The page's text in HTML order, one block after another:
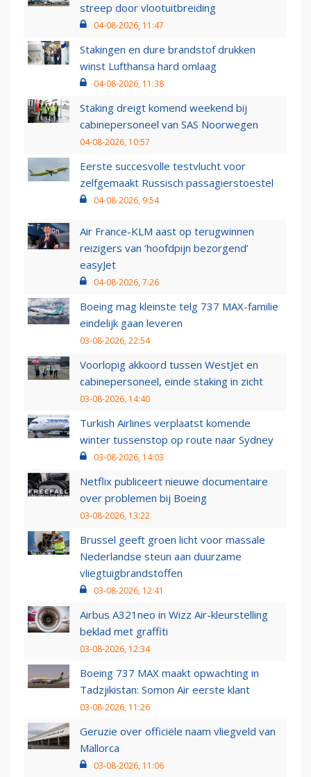
streep door vlootuitbreiding
04-08-2026, 11:47
Stakingen en dure brandstof drukken
winst Lufthansa hard omlaag
04-08-2026, 11:38
Staking dreigt komend weekend bij
cabinepersoneel van SAS Noorwegen
04-08-2026, 10:57
Eerste succesvolle testvlucht voor
zelfgemaakt Russisch passagierstoestel
04-08-2026, 9:54
Air France-KLM aast op terugwinnen
reizigers van ‘hoofdpijn bezorgend’
easyJet
04-08-2026, 7:26
Boeing mag kleinste telg 737 MAX-familie
eindelijk gaan leveren
03-08-2026, 22:54
Voorlopig akkoord tussen WestJet en
cabinepersoneel, einde staking in zicht
03-08-2026, 14:40
Turkish Airlines verplaatst komende
winter tussenstop op route naar Sydney
03-08-2026, 14:03
Netflix publiceert nieuwe documentaire
over problemen bij Boeing
03-08-2026, 13:22
Brussel geeft groen licht voor massale
Nederlandse steun aan duurzame
vliegtuigbrandstoffen
03-08-2026, 12:41
Airbus A321neo in Wizz Air-kleurstelling
beklad met graffiti
03-08-2026, 12:34
Boeing 737 MAX maakt opwachting in
Tadzjikistan: Somon Air eerste klant
03-08-2026, 11:26
Geruzie over officiële naam vliegveld van
Mallorca
03-08-2026, 11:06